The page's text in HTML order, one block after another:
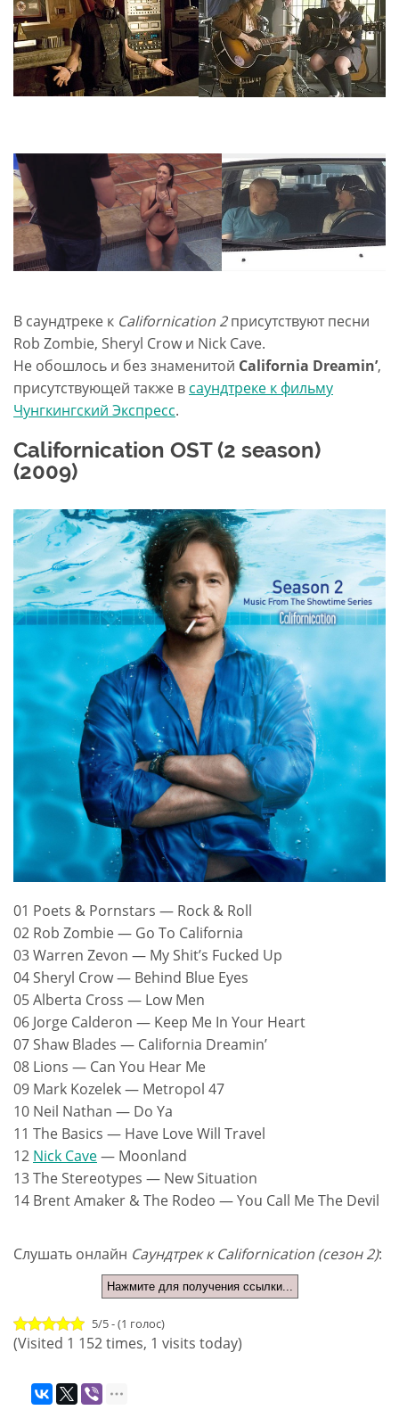
В саундтреке к Californication 2присутствуют песни
Rob Zombie, Sheryl Crow и Nick Cave.
Не обошлось и без знаменитой California Dreamin’,
присутствующей также в саундтреке к фильму
Чунгкингский Экспресс.
Californication OST (2 season)
(2009)
01 Poets & Pornstars — Rock & Roll
02 Rob Zombie — Go To California
03 Warren Zevon — My Shit’s Fucked Up
04 Sheryl Crow — Behind Blue Eyes
05 Alberta Cross — Low Men
06 Jorge Calderon — Keep Me In Your Heart
07 Shaw Blades — California Dreamin’
08 Lions — Can You Hear Me
09 Mark Kozelek — Metropol 47
10 Neil Nathan — Do Ya
11 The Basics — Have Love Will Travel
12 Nick Cave— Moonland
13 The Stereotypes — New Situation
14 Brent Amaker & The Rodeo — You Call Me The Devil
Слушать онлайн Саундтрек к Californication (сезон 2):
Нажмите для получения ссылки...
5/5 - (1 голос)
(Visited 1 152 times, 1 visits today)